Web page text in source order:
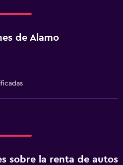
de Alamo
sobre la renta de autos